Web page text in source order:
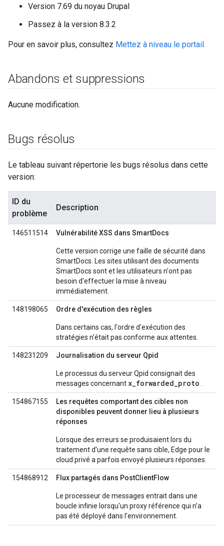
Version 7.69 du noyau Drupal
Passez à la version 8.3.2
Pour en savoir plus, consultez Mettez à niveau le portail.
Abandons et suppressions
Aucune modification.
Bugs résolus
Le tableau suivant répertorie les bugs résolus dans cette
version:
ID du
problème
Description
146511514 Vulnérabilité XSS dans SmartDocs
Cette version corrige une faille de sécurité dans
SmartDocs. Les sites utilisant des documents
SmartDocs sont et les utilisateurs n'ont pas
besoin d'effectuer la mise à niveau
immédiatement.
148198065 Ordre d'exécution des règles
Dans certains cas, l'ordre d'exécution des
stratégies n'était pas conforme aux attentes.
148231209 Journalisation du serveur Qpid
Le processus du serveur Qpid consignait des
messages concernant x_forwarded_proto
154867155
Les requêtes comportant des cibles non
disponibles peuvent donner lieu à plusieurs
réponses
Lorsque des erreurs se produisaient lors du
traitement d'une requête sans cible, Edge pour le
cloud privé a parfois envoyé plusieurs réponses.
154868912 Flux partagés dans PostClientFlow
Le processeur de messages entrait dans une
boucle infinie lorsqu'un proxy référence qui n'a
pas été déployé dans l'environnement.